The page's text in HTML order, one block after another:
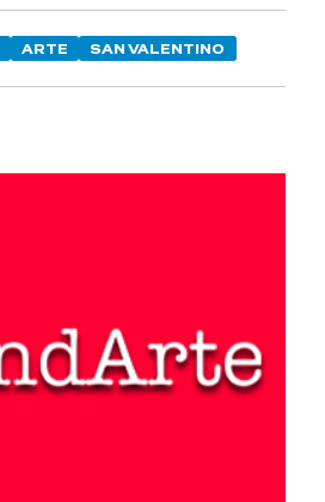
ARTE SAN VALENTINO